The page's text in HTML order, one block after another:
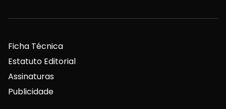
Ficha Técnica
Estatuto Editorial
Assinaturas
Publicidade